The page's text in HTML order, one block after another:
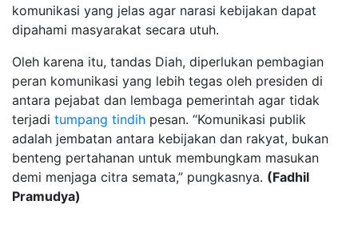
komunikasi yang jelas agar narasi kebijakan dapat
dipahami masyarakat secara utuh.
Oleh karena itu, tandas Diah, diperlukan pembagian
peran komunikasi yang lebih tegas oleh presiden di
antara pejabat dan lembaga pemerintah agar tidak
terjadi tumpang tindih pesan. “Komunikasi publik
adalah jembatan antara kebijakan dan rakyat, bukan
benteng pertahanan untuk membungkam masukan
demi menjaga citra semata,” pungkasnya. (Fadhil
Pramudya)